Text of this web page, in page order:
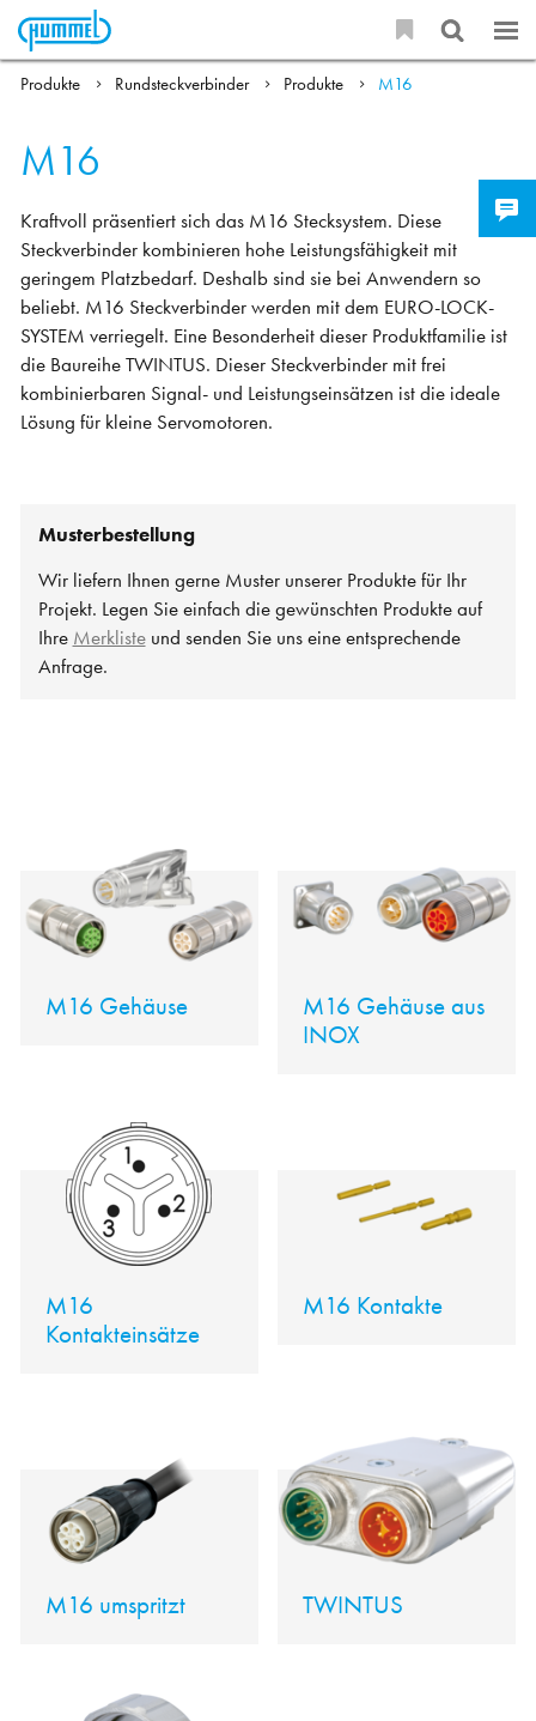
Produkte Rundsteckverbinder Produkte M16
M16
Kraftvoll präsentiert sich das M16 Stecksystem. Diese
Steckverbinder kombinieren hohe Leistungsfähigkeit mit
geringem Platzbedarf. Deshalb sind sie bei Anwendern so
beliebt. M16 Steckverbinder werden mit dem EURO-LOCK-
SYSTEM verriegelt. Eine Besonderheit dieser Produktfamilie ist
die Baureihe TWINTUS. Dieser Steckverbinder mit frei
kombinierbaren Signal- und Leistungseinsätzen ist die ideale
Lösung für kleine Servomotoren.
Musterbestellung
Wir liefern Ihnen gerne Muster unserer Produkte für Ihr
Projekt. Legen Sie einfach die gewünschten Produkte auf
Ihre Merklisteund senden Sie uns eine entsprechende
Anfrage.
M16 Gehäuse
M16 Gehäuse aus
INOX
M16
Kontakteinsätze
M16 Kontakte
M16 umspritzt TWINTUS